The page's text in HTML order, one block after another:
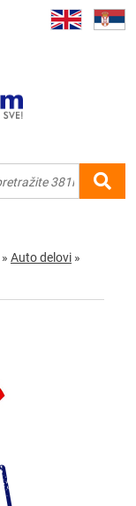
» Auto delovi »